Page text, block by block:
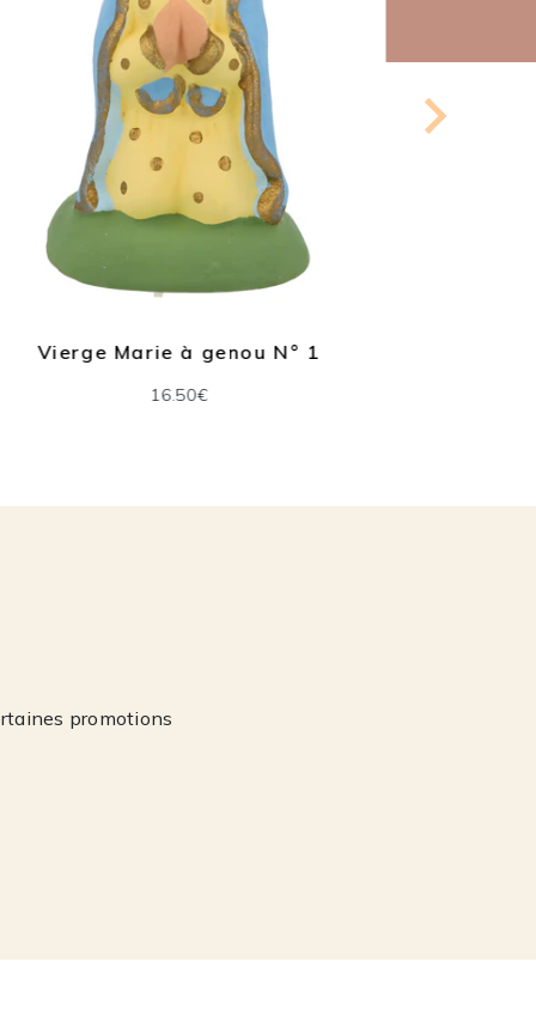
Vierge Marie à genou N° 1
16.50€
promotions